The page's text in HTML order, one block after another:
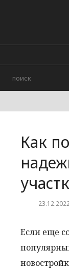
Как
Если еще